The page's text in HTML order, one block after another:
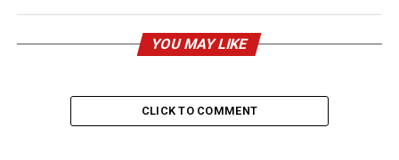
YOU MAY LIKE
CLICK TO COMMENT